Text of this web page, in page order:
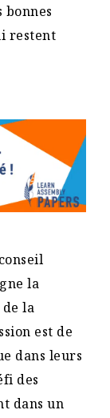
restent
la
la
est de
dans leurs
des
dans un